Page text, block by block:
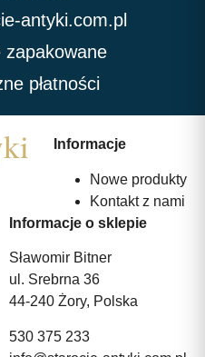
antyki.com.pl
zapakowane
płatności
Informacje
Nowe produkty
Kontakt z nami
Informacje o sklepie
Sławomir Bitner
ul. Srebrna 36
44-240 Żory, Polska
530 375 233